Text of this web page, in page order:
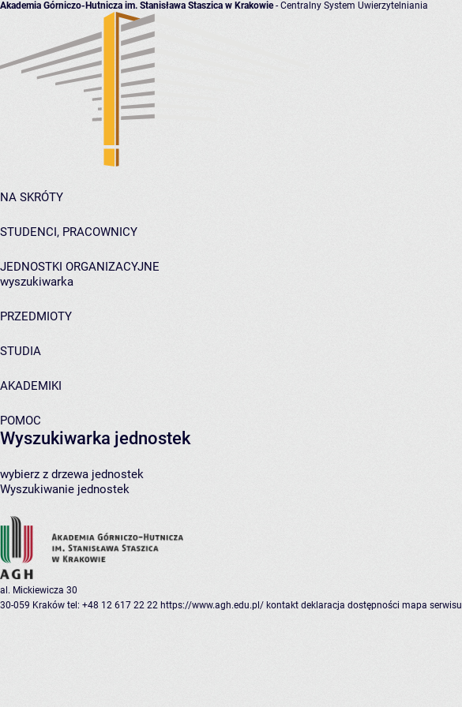
Akademia Górniczo-Hutnicza im. Stanisława Staszica w Krakowie- Centralny System Uwierzytelniania
NA SKRÓTY
STUDENCI, PRACOWNICY
JEDNOSTKI ORGANIZACYJNE
wyszukiwarka
PRZEDMIOTY
STUDIA
AKADEMIKI
POMOC
Wyszukiwarka jednostek
wybierz z drzewa jednostek
Wyszukiwanie jednostek
al. Mickiewicza 30
30-059 Kraków tel: +48 12 617 22 22 https://www.agh.edu.pl/ kontakt deklaracja dostępności mapa serwisu